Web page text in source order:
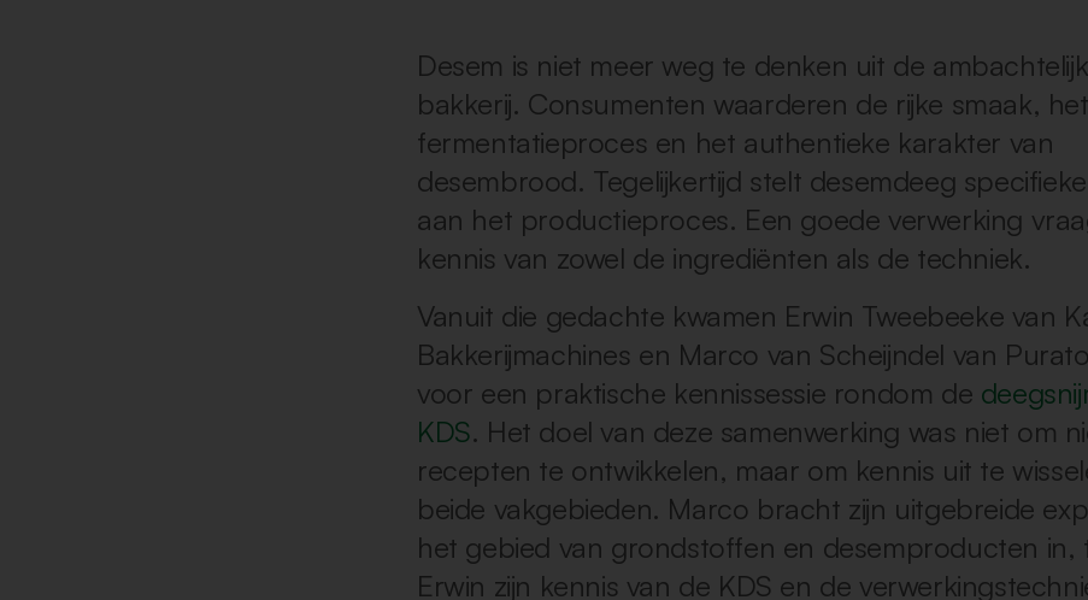
Desem is niet meer weg te denken uit de
bakkerij. Consumenten waarderen de rijke smaak,
fermentatieproces en het authentieke karakter van
desembrood. Tegelijkertijd stelt desemdeeg
aan het productieproces. Een goede verwerking
kennis van zowel de ingrediënten als de techniek.
Vanuit die gedachte kwamen Erwin Tweebeeke van
Bakkerijmachines en Marco van Scheijndel van
voor een praktische kennissessie rondom de
KDS. Het doel van deze samenwerking was niet om
recepten te ontwikkelen, maar om kennis uit te
beide vakgebieden. Marco bracht zijn uitgebreide
het gebied van grondstoffen en desemproducten in,
Erwin zijn kennis van de KDS en de